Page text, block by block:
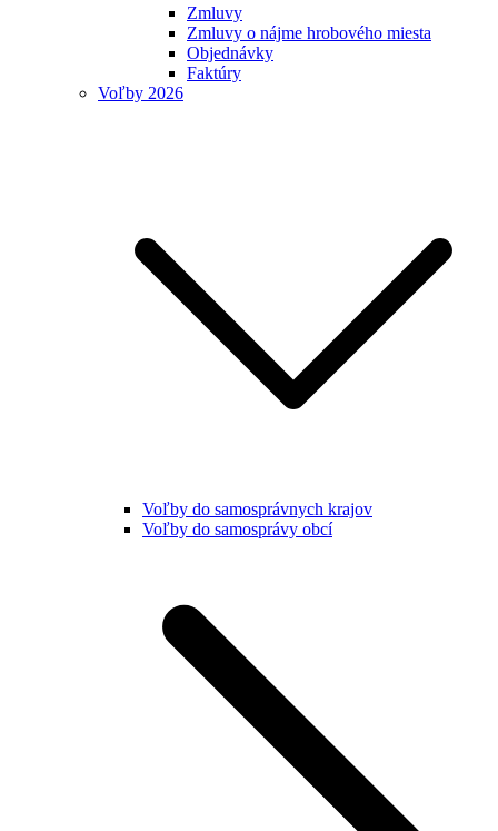
Zmluvy
Zmluvy o nájme hrobového miesta
Objednávky
Faktúry
Voľby 2026
Voľby do samosprávnych krajov
Voľby do samosprávy obcí